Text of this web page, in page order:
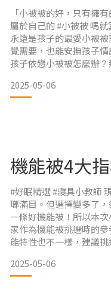
「小被被的好，只有擁
屬於自己的 #小被被 嗎
永遠是孩子的最愛小被
覺需要，也能安撫孩子
孩子依戀小被被怎麼辦
給予寶寶更多關愛與陪伴
命情感的小被被嗎對於擁
2025-05-06
機能被4大
#好眠精選 #寢具小教師
瑯滿目。但選擇變多了
一條好機能被！所以本
家作為機能被挑選時的
能特性也不一樣，建議
度：好的機能被比一般寢
#不怕水洗特性 的產品，
2025-05-06